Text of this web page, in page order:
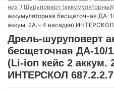
них
Шуруповерт (аккумуляторный)
аккумуляторная бесщеточная
аккум. 2А.ч 4 насадки) ИНТЕРСКОЛ
Дрель-шуруповерт
бесщеточная ДА-
(Li-ion кейс 2 аккум.
ИНТЕРСКОЛ